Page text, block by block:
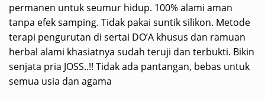
permanen untuk seumur hidup. 100% alami aman
tanpa efek samping. Tidak pakai suntik silikon. Metode
terapi pengurutan di sertai DO’A khusus dan ramuan
herbal alami khasiatnya sudah teruji dan terbukti. Bikin
senjata pria JOSS..!! Tidak ada pantangan, bebas untuk
semua usia dan agama